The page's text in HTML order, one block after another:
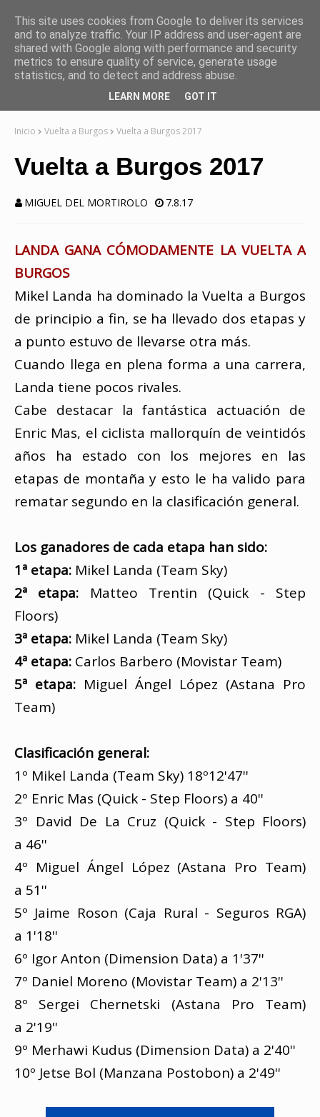
Inicio Vuelta a Burgos Vuelta a Burgos 2017
Vuelta a Burgos 2017
MIGUEL DEL MORTIROLO 7.8.17
LANDA GANA CÓMODAMENTE LA VUELTA A
BURGOS
Mikel Landa ha dominado la Vuelta a Burgos
de principio a fin, se ha llevado dos etapas y
a punto estuvo de llevarse otra más.
Cuando llega en plena forma a una carrera,
Landa tiene pocos rivales.
Cabe destacar la fantástica actuación de
Enric Mas, el ciclista mallorquín de veintidós
años ha estado con los mejores en las
etapas de montaña y esto le ha valido para
rematar segundo en la clasificación general.
Los ganadores de cada etapa han sido:
1ª etapa: Mikel Landa (Team Sky)
2ª etapa: Matteo Trentin (Quick - Step
Floors)
3ª etapa: Mikel Landa (Team Sky)
4ª etapa: Carlos Barbero (Movistar Team)
5ª etapa: Miguel Ángel López (Astana Pro
Team)
Clasificación general:
1º Mikel Landa (Team Sky) 18º12'47''
2º Enric Mas (Quick - Step Floors) a 40''
3º David De La Cruz (Quick - Step Floors)
a 46''
4º Miguel Ángel López (Astana Pro Team)
a 51''
5º Jaime Roson (Caja Rural - Seguros RGA)
a 1'18''
6º Igor Anton (Dimension Data) a 1'37''
7º Daniel Moreno (Movistar Team) a 2'13''
8º Sergei Chernetski (Astana Pro Team)
a 2'19''
9º Merhawi Kudus (Dimension Data) a 2'40''
10º Jetse Bol (Manzana Postobon) a 2'49''
This site uses cookies from Google to deliver its services
and to analyze traffic. Your IP address and user-agent are
shared with Google along with performance and security
metrics to ensure quality of service, generate usage
statistics, and to detect and address abuse.
LEARN MORE GOT IT